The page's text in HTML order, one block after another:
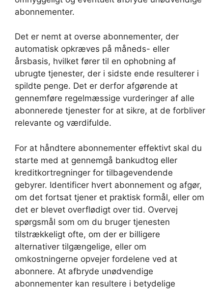
abonnementer.
Det er nemt at overse abonnementer, der
automatisk opkræves på måneds- eller
årsbasis, hvilket fører til en ophobning af
ubrugte tjenester, der i sidste ende resulterer i
spildte penge. Det er derfor afgørende at
gennemføre regelmæssige vurderinger af alle
abonnerede tjenester for at sikre, at de forbliver
relevante og værdifulde.
For at håndtere abonnementer effektivt skal du
starte med at gennemgå bankudtog eller
kreditkortregninger for tilbagevendende
gebyrer. Identificer hvert abonnement og afgør,
om det fortsat tjener et praktisk formål, eller om
det er blevet overflødigt over tid. Overvej
spørgsmål som om du bruger tjenesten
tilstrækkeligt ofte, om der er billigere
alternativer tilgængelige, eller om
omkostningerne opvejer fordelene ved at
abonnere. At afbryde unødvendige
abonnementer kan resultere i betydelige